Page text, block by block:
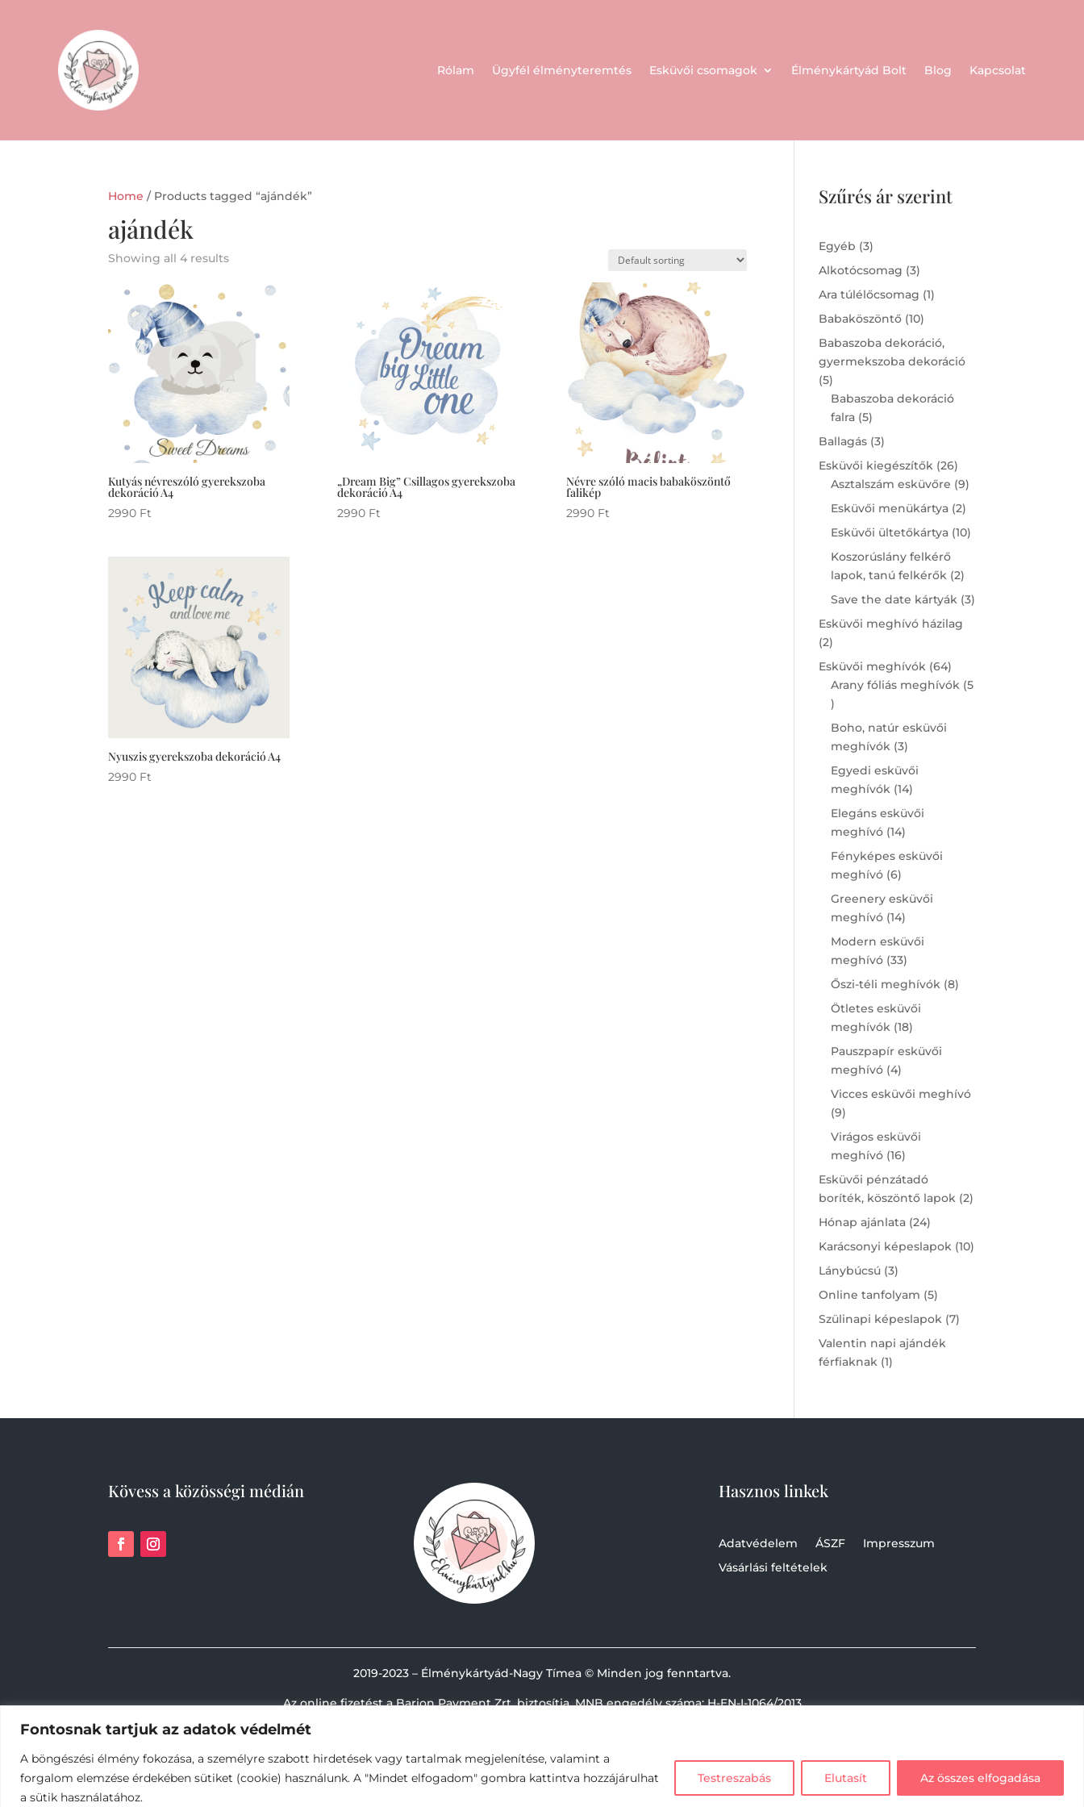
Fontosnak tartjuk az adatok védelmét
A böngészési élmény fokozása, a személyre szabott hirdetések vagy tartalmak megjelenítése, valamint a
forgalom elemzése érdekében sütiket (cookie) használunk. A "Mindet elfogadom" gombra kattintva hozzájárulhat
a sütik használatához.
Testreszabás Elutasít Az összes elfogadása
Rólam Ügyfél élményteremtés Esküvői csomagok Élménykártyád Bolt Blog Kapcsolat
Home / Products tagged “ajándék”
ajándék
Showing all 4 results
Kutyás névreszóló gyerekszoba
dekoráció A4
2990 Ft
„Dream Big” Csillagos gyerekszoba
dekoráció A4
2990 Ft
Névre szóló macis babaköszöntő
falikép
2990 Ft
Nyuszis gyerekszoba dekoráció A4
2990 Ft
Szűrés ár szerint
Egyéb 33
products
Alkotócsomag 33
products
Ara túlélőcsomag 11
Babaköszöntő 1010
products
Babaszoba dekoráció,
gyermekszoba dekoráció
55
products
Babaszoba dekoráció
falra 55
products
Ballagás 33
products
Esküvői kiegészítők 2626
products
Asztalszám esküvőre 99
Esküvői menükártya 22
products
Esküvői ültetőkártya 1010
Koszorúslány felkérő
lapok, tanú felkérők 22
products
Save the date kártyák 33
Esküvői meghívó házilag
22
products
Esküvői meghívók 6464
products
Arany fóliás meghívók 5
5
products
Boho, natúr esküvői
meghívók 33
products
Egyedi esküvői
meghívók 1414
products
Elegáns esküvői
meghívó 1414
products
Fényképes esküvői
meghívó 66
products
Greenery esküvői
meghívó 1414
products
Modern esküvői
meghívó 3333
products
Őszi-téli meghívók 88
Ötletes esküvői
meghívók 1818
products
Pauszpapír esküvői
meghívó 44
products
Vicces esküvői meghívó
99
products
Virágos esküvői
meghívó 1616
products
Esküvői pénzátadó
boríték, köszöntő lapok 22
Hónap ajánlata 2424
products
Karácsonyi képeslapok 1010
Lánybúcsú 33
products
Online tanfolyam 55
products
Szülinapi képeslapok 77
Valentin napi ajándék
férfiaknak 11
Kövess a közösségi médián Hasznos linkek
Adatvédelem ÁSZF
Impresszum
Vásárlási feltételek
2019-2023 – Élménykártyád-Nagy Tímea © Minden jog fenntartva.
Az online fizetést a Barion Payment Zrt. biztosítja, MNB engedély száma: H-EN-I-1064/2013